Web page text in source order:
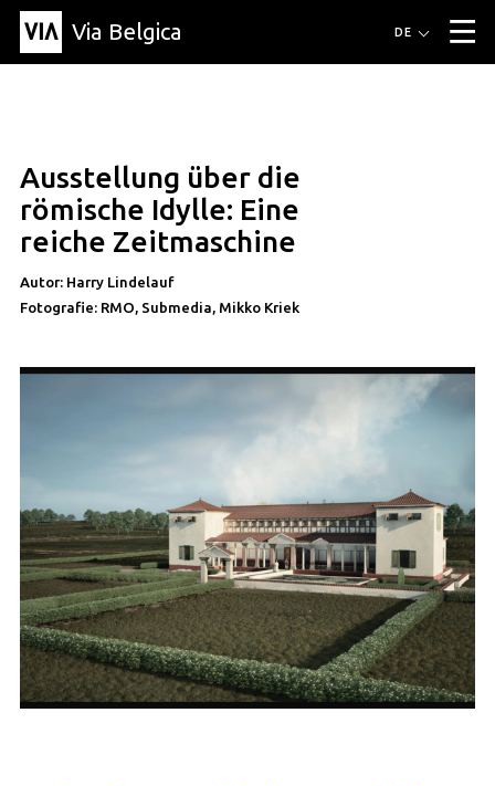
Via Belgica ▼
Artikel
Bildung
Rezept
Freunde
Über Via Belgica
Über Via Belgica
Forschung
Ausbildung
Freunde
Der Reiseführer
Organisation
DE
Ausstellung über die
römische Idylle: Eine
reiche Zeitmaschine
Autor: Harry Lindelauf
Fotografie: RMO, Submedia, Mikko Kriek